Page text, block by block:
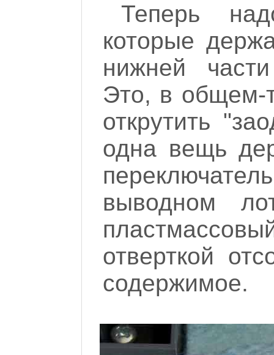
Теперь
которые
нижней
Это, в общем-
открутить
одна вещь
выводном
отверткой
содержимое.